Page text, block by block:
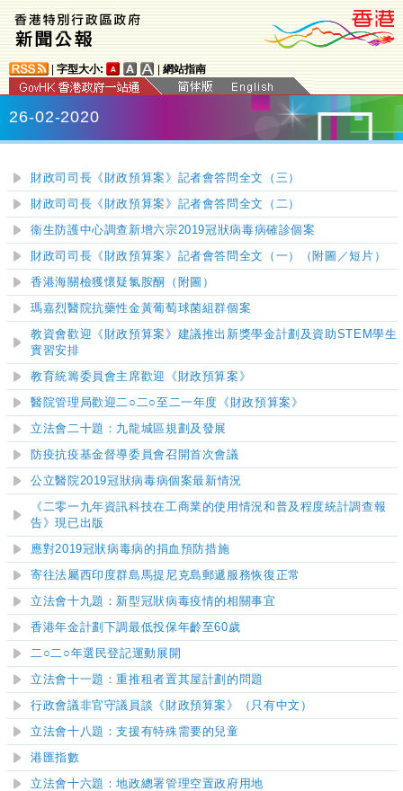
字型大小: 網站指南
26-02-2020
財政司司長《財政預算案》記者會答問全文（三）
財政司司長《財政預算案》記者會答問全文（二）
衞生防護中心調查新增六宗2019冠狀病毒病確診個案
財政司司長《財政預算案》記者會答問全文（一）（附圖／短片）
香港海關檢獲懷疑氯胺酮（附圖）
瑪嘉烈醫院抗藥性金黃葡萄球菌組群個案
教資會歡迎《財政預算案》建議推出新獎學金計劃及資助STEM學生
實習安排
教育統籌委員會主席歡迎《財政預算案》
醫院管理局歡迎二○二○至二一年度《財政預算案》
立法會二十題：九龍城區規劃及發展
防疫抗疫基金督導委員會召開首次會議
公立醫院2019冠狀病毒病個案最新情況
《二零一九年資訊科技在工商業的使用情況和普及程度統計調查報
告》現已出版
應對2019冠狀病毒病的捐血預防措施
寄往法屬西印度群島馬提尼克島郵遞服務恢復正常
立法會十九題：新型冠狀病毒疫情的相關事宜
香港年金計劃下調最低投保年齡至60歲
二○二○年選民登記運動展開
立法會十一題：重推租者置其屋計劃的問題
行政會議非官守議員談《財政預算案》（只有中文）
立法會十八題：支援有特殊需要的兒童
港匯指數
立法會十六題：地政總署管理空置政府用地